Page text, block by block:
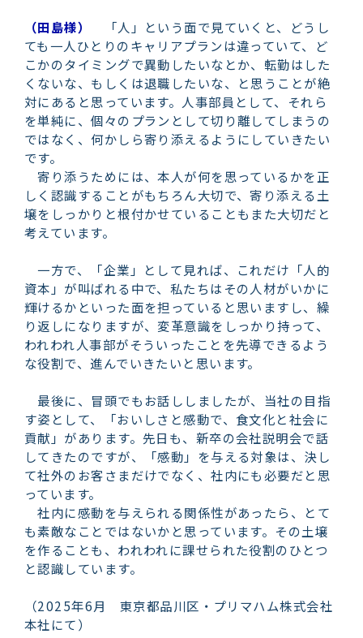
（田島様）
「人」という面で見ていくと、どうし
ても一人ひとりのキャリアプランは違っていて、ど
こかのタイミングで異動したいなとか、転勤はした
くないな、もしくは退職したいな、と思うことが絶
対にあると思っています。人事部員として、それら
を単純に、個々のプランとして切り離してしまうの
ではなく、何かしら寄り添えるようにしていきたい
です。
寄り添うためには、本人が何を思っているかを正
しく認識することがもちろん大切で、寄り添える土
壌をしっかりと根付かせていることもまた大切だと
考えています。
一方で、「企業」として見れば、これだけ「人的
資本」が叫ばれる中で、私たちはその人材がいかに
輝けるかといった面を担っていると思いますし、繰
り返しになりますが、変革意識をしっかり持って、
われわれ人事部がそういったことを先導できるよう
な役割で、進んでいきたいと思います。
最後に、冒頭でもお話ししましたが、当社の目指
す姿として、「おいしさと感動で、食文化と社会に
貢献」があります。先日も、新卒の会社説明会で話
してきたのですが、「感動」を与える対象は、決し
て社外のお客さまだけでなく、社内にも必要だと思
っています。
社内に感動を与えられる関係性があったら、とて
も素敵なことではないかと思っています。その土壌
を作ることも、われわれに課せられた役割のひとつ
と認識しています。
（2025年6月 東京都品川区・プリマハム株式会社
本社にて）